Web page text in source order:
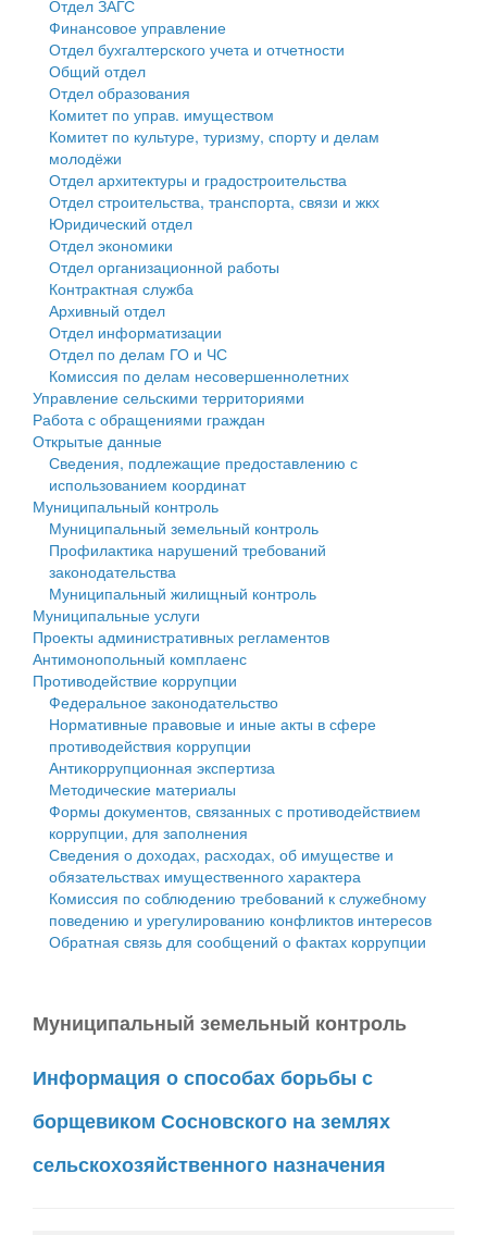
Государственные услуги
Промышленность и АПК
Экономика и бизнес
Символика
Устав
Гостям округа
Туризм
Культура
Образование
Здравоохранение
Социальная защита
Фотоальбом
муниципального округа Тверской области
Администрация Кашинского муниципального округа
Тверской области
Управление сельскими территориями
Открытые данные
Работа с обращениями граждан
Муниципальный контроль
Муниципальные услуги
Проекты административных регламентов
Антимонопольный комплаенс
Противодействие коррупции
Финансовое управление
Бюджет для граждан
Имущество
Выявление правообладателей ранее учтенных
объектов недвижимости
Имущественная поддержка субъектов малого и
среднего предпринимательства
Информационная поддержка субъектов малого и
среднего предпринимательства
Муниципальные программы
Контрольно-счетная палата
Персональные данные
Оценка регулирующего воздействия
Деятельность МУ
Нормативы градостроительного проектирования
Правила землепользования и застройки
Генеральные планы
Проекты планировки территории
Собрание депутатов
Городское поселение
Сельские поселения
Отдел ЗАГС
Финансовое управление
Отдел бухгалтерского учета и отчетности
Общий отдел
Отдел образования
Комитет по управ. имуществом
Комитет по культуре, туризму, спорту и делам
молодёжи
Отдел архитектуры и градостроительства
Отдел строительства, транспорта, связи и жкх
Юридический отдел
Отдел экономики
Отдел организационной работы
Контрактная служба
Архивный отдел
Отдел информатизации
Отдел по делам ГО и ЧС
Комиссия по делам несовершеннолетних
Управление сельскими территориями
Работа с обращениями граждан
Открытые данные
Сведения, подлежащие предоставлению с
использованием координат
Муниципальный контроль
Муниципальный земельный контроль
Профилактика нарушений требований
законодательства
Муниципальный жилищный контроль
Муниципальные услуги
Проекты административных регламентов
Антимонопольный комплаенс
Противодействие коррупции
Федеральное законодательство
Нормативные правовые и иные акты в сфере
противодействия коррупции
Антикоррупционная экспертиза
Методические материалы
Формы документов, связанных с противодействием
коррупции, для заполнения
Сведения о доходах, расходах, об имуществе и
обязательствах имущественного характера
Комиссия по соблюдению требований к служебному
поведению и урегулированию конфликтов интересов
Обратная связь для сообщений о фактах коррупции
Муниципальный земельный контроль
Информация о способах борьбы с
борщевиком Сосновского на землях
сельскохозяйственного назначения